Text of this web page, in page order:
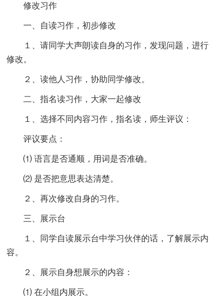
修改习作
一、自读习作，初步修改
１、请同学大声朗读自身的习作，发现问题，进行
修改。
２、读他人习作，协助同学修改。
二、指名读习作，大家一起修改
１、选择不同内容习作，指名读，师生评议：
评议要点：
⑴ 语言是否通顺，用词是否准确。
⑵ 是否把意思表达清楚。
２、再次修改自身的习作。
三、展示台
１、同学自读展示台中学习伙伴的话，了解展示内
容。
２、展示自身想展示的内容：
⑴ 在小组内展示。